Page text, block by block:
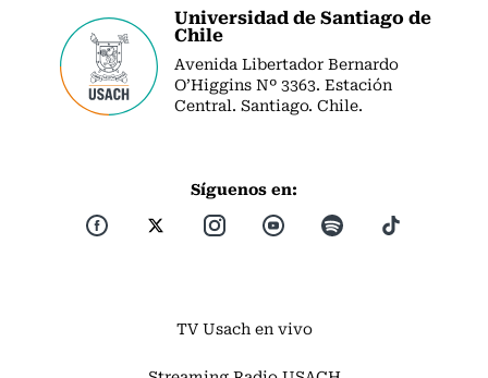
Universidad de Santiago de
Chile
Avenida Libertador Bernardo
O’Higgins Nº 3363. Estación
Central. Santiago. Chile.
Síguenos en:
TV Usach en vivo